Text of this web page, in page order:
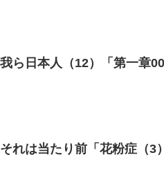
それは当たり前「花粉症（3